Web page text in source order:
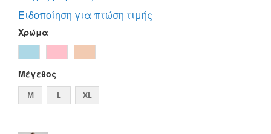
Ειδοποίηση για πτώση τιμής
Χρώμα
Μέγεθος
M L XL